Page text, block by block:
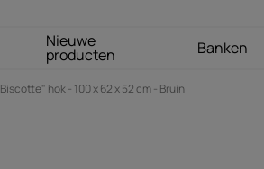
Nieuwe
producten Banken
Biscotte" hok - 100 x 62 x 52 cm - Bruin